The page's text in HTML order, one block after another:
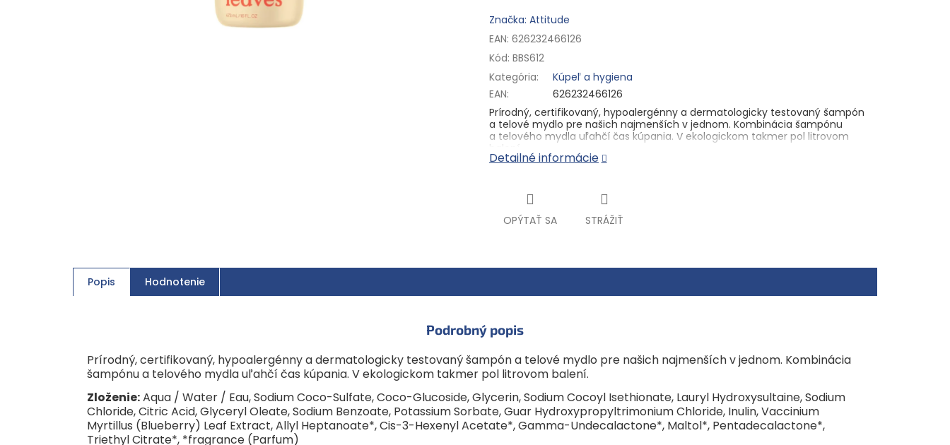
Značka: Attitude
EAN: 626232466126
Kód: BBS612
Kategória:
Kúpeľ a hygiena
EAN:
626232466126
Prírodný, certifikovaný, hypoalergénny a dermatologicky testovaný šampón
a telové mydlo pre našich najmenších v jednom. Kombinácia šampónu
a telového mydla uľahčí čas kúpania. V ekologickom takmer pol litrovom
balení.
Glyceryl Oleate, Sodium Benzoate, Potassium Sorbate, Guar
Hydroxypropyltrimonium Chloride, Inulin, Vaccinium Myrtillus (Blueberry) Leaf
Extract, Allyl Heptanoate*, Cis-3-Hexenyl Acetate*, Gamma-Undecalactone*,
514-509-7225.
Detailné informácie
OPÝTAŤ SA STRÁŽIŤ
Popis Hodnotenie
Podrobný popis
Prírodný, certifikovaný, hypoalergénny a dermatologicky testovaný šampón a telové mydlo pre našich najmenších v jednom. Kombinácia
šampónu a telového mydla uľahčí čas kúpania. V ekologickom takmer pol litrovom balení.
Zloženie:Aqua / Water / Eau, Sodium Coco-Sulfate, Coco-Glucoside, Glycerin, Sodium Cocoyl Isethionate, Lauryl Hydroxysultaine, Sodium
Chloride, Citric Acid, Glyceryl Oleate, Sodium Benzoate, Potassium Sorbate, Guar Hydroxypropyltrimonium Chloride, Inulin, Vaccinium
Myrtillus (Blueberry) Leaf Extract, Allyl Heptanoate*, Cis-3-Hexenyl Acetate*, Gamma-Undecalactone*, Maltol*, Pentadecalactone*,
Triethyl Citrate*, *fragrance (Parfum)